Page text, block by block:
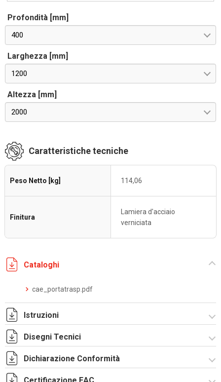
Profondità [mm]
400
Larghezza [mm]
1200
Altezza [mm]
2000
Caratteristiche tecniche
Peso Netto [kg] 114,06
Finitura
Lamiera d'acciaio
verniciata
Cataloghi
cae_portatrasp.pdf
Istruzioni
Istruzioni di montaggio CAE_stampa.pdf
Disegni Tecnici
R5CAE20124X.zip
Dichiarazione Conformità
Certificazione EAC